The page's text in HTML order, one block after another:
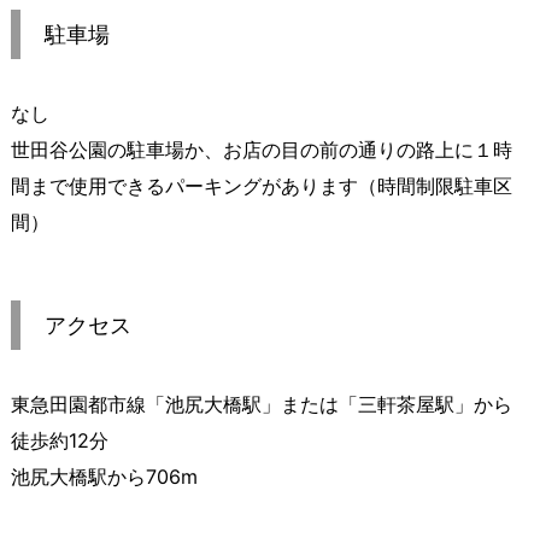
駐車場
なし
世田谷公園の駐車場か、お店の目の前の通りの路上に１時
間まで使用できるパーキングがあります（時間制限駐車区
間）
アクセス
東急田園都市線「池尻大橋駅」または「三軒茶屋駅」から
徒歩約12分
池尻大橋駅から706m